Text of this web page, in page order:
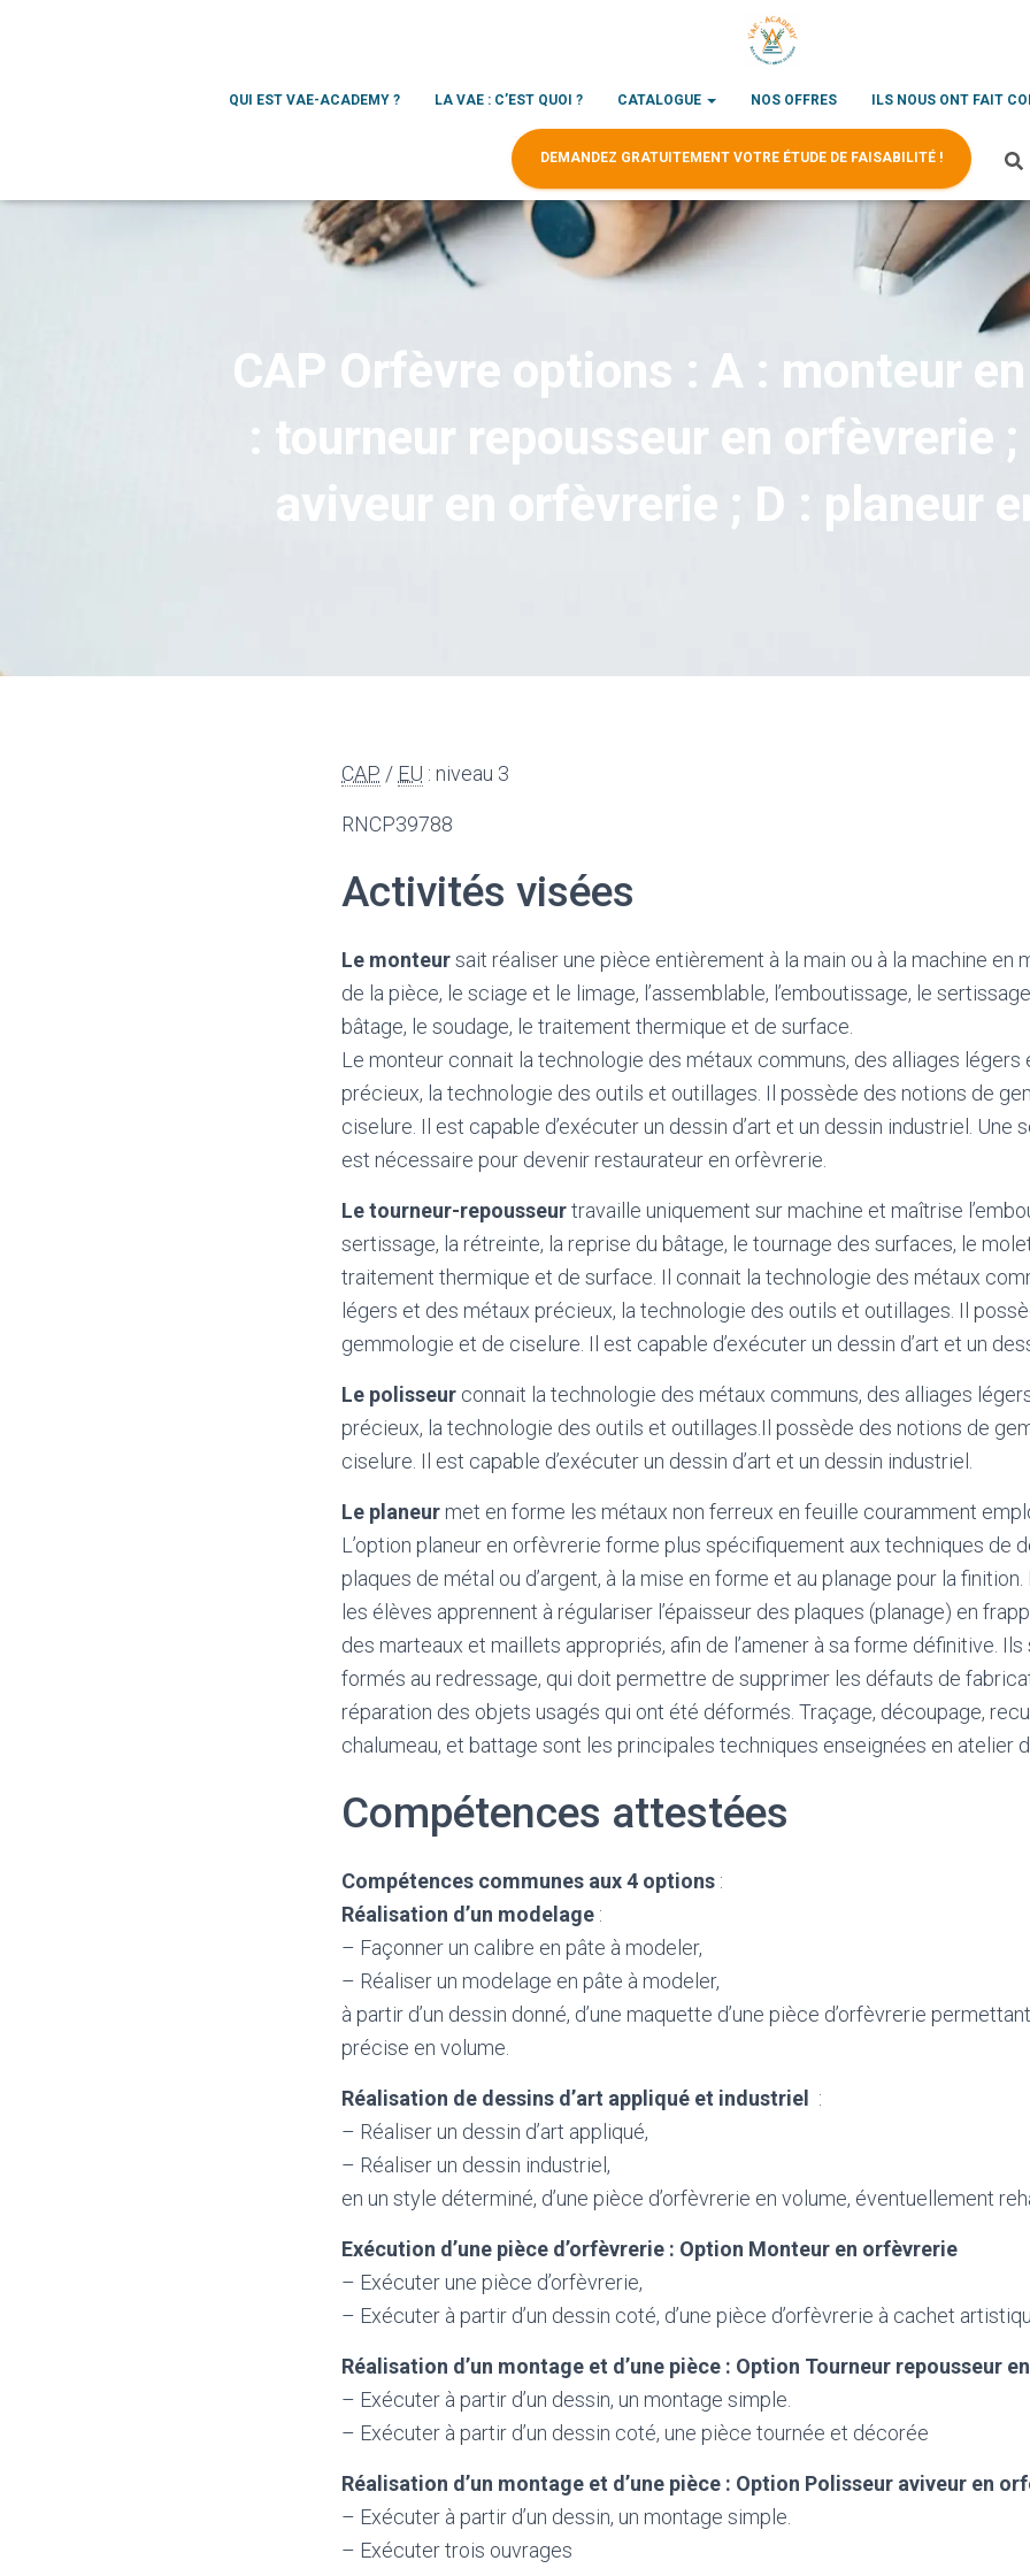
QUI EST VAE-ACADEMY ? LA VAE : C’EST QUOI ? CATALOGUE NOS OFFRES ILS NOUS ONT FAIT
DEMANDEZ GRATUITEMENT VOTRE ÉTUDE DE FAISABILITÉ !
CAP Orfèvre options : A : monteur
: tourneur repousseur en orfèvrerie
aviveur en orfèvrerie ; D : planeur
CAP / EU : niveau 3
RNCP39788
Activités visées
Le monteursait réaliser une pièce entièrement à la main ou à la machine en
de la pièce, le sciage et le limage, l’assemblable, l’emboutissage, le
bâtage, le soudage, le traitement thermique et de surface.
Le monteur connait la technologie des métaux communs, des alliages légers
précieux, la technologie des outils et outillages. Il possède des notions de
ciselure. Il est capable d’exécuter un dessin d’art et un dessin industriel. Une
est nécessaire pour devenir restaurateur en orfèvrerie.
Le tourneur-repousseurtravaille uniquement sur machine et maîtrise
sertissage, la rétreinte, la reprise du bâtage, le tournage des surfaces, le
traitement thermique et de surface. Il connait la technologie des métaux
légers et des métaux précieux, la technologie des outils et outillages. Il
gemmologie et de ciselure. Il est capable d’exécuter un dessin d’art et un
Le polisseur connait la technologie des métaux communs, des alliages
précieux, la technologie des outils et outillages.Il possède des notions de
ciselure. Il est capable d’exécuter un dessin d’art et un dessin industriel.
Le planeur met en forme les métaux non ferreux en feuille couramment
L’option planeur en orfèvrerie forme plus spécifiquement aux techniques de
plaques de métal ou d’argent, à la mise en forme et au planage pour la
les élèves apprennent à régulariser l’épaisseur des plaques (planage) en
des marteaux et maillets appropriés, afin de l’amener à sa forme définitive.
formés au redressage, qui doit permettre de supprimer les défauts de
réparation des objets usagés qui ont été déformés. Traçage, découpage,
chalumeau, et battage sont les principales techniques enseignées en atelier
Compétences attestées
Compétences communes aux 4 options :
Réalisation d’un modelage :
– Façonner un calibre en pâte à modeler,
– Réaliser un modelage en pâte à modeler,
à partir d’un dessin donné, d’une maquette d’une pièce d’orfèvrerie
précise en volume.
Réalisation de dessins d’art appliqué et industriel
:
– Réaliser un dessin d’art appliqué,
– Réaliser un dessin industriel,
en un style déterminé, d’une pièce d’orfèvrerie en volume, éventuellement
Exécution d’une pièce d’orfèvrerie : Option Monteur en orfèvrerie
– Exécuter une pièce d’orfèvrerie,
– Exécuter à partir d’un dessin coté, d’une pièce d’orfèvrerie à cachet
Réalisation d’un montage et d’une pièce : Option Tourneur repousseur
– Exécuter à partir d’un dessin, un montage simple.
– Exécuter à partir d’un dessin coté, une pièce tournée et décorée
Réalisation d’un montage et d’une pièce : Option Polisseur aviveur en
– Exécuter à partir d’un dessin, un montage simple.
– Exécuter trois ouvrages